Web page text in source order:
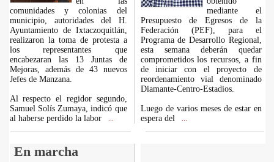
comunidades y colonias del
municipio, autoridades del H.
Ayuntamiento de Ixtaczoquitlán,
realizaron la toma de protesta a
los representantes que
encabezaran las 13 Juntas de
Mejoras, además de 43 nuevos
Jefes de Manzana.
Al respecto el regidor segundo,
Samuel Solís Zumaya, indicó que
al haberse perdido la labor
mediante el
Presupuesto de Egresos de la
Federación (PEF), para el
Programa de Desarrollo Regional,
esta semana deberán quedar
comprometidos los recursos, a fin
de iniciar con el proyecto de
reordenamiento vial denominado
Diamante-Centro-Estadios.
Luego de varios meses de estar en
espera del
En marcha